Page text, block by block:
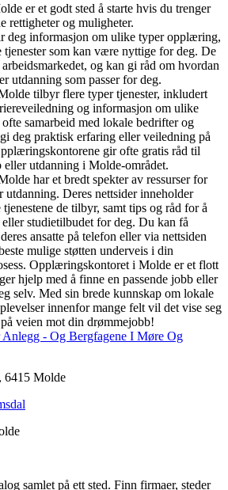
er et godt sted å starte hvis du trenger
rettigheter og muligheter.
deg informasjon om ulike typer opplæring,
tjenester som kan være nyttige for deg. De
og kan gi råd om hvordan
utdanning som passer for deg.
tilbyr flere typer tjenester, inkludert
og informasjon om ulike
samarbeid med lokale bedrifter og
deg praktisk erfaring eller veiledning på
gir ofte gratis råd til
eller utdanning i Molde-området.
har et bredt spekter av ressurser for
Deres nettsider inneholder
de tilbyr, samt tips og råd for å
studietilbudet for deg. Du kan få
ansatte på telefon eller via nettsiden
mulige støtten underveis i din
Opplæringskontoret i Molde er et flott
hjelp med å finne en passende jobb eller
selv. Med sin brede kunnskap om lokale
innenfor mange felt vil det vise seg
veien mot din drømmejobb!
- Og Bergfagene I Møre Og
6415 Molde
samlet på ett sted. Finn firmaer, steder